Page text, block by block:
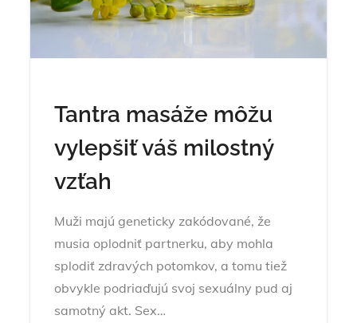
Tantra masáže môžu
vylepšiť váš milostný
vzťah
Muži majú geneticky zakódované, že
musia oplodniť partnerku, aby mohla
splodiť zdravých potomkov, a tomu tiež
obvykle podriaďujú svoj sexuálny pud aj
samotný akt. Sex…